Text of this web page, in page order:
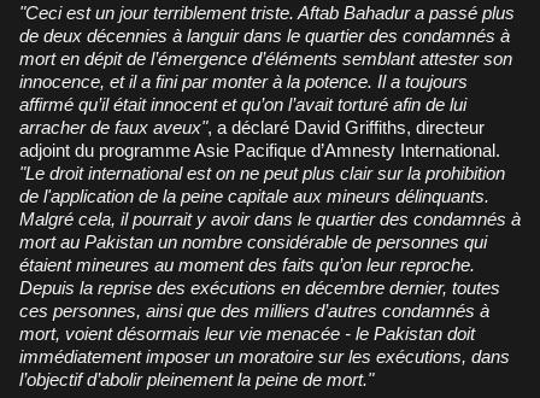
"Ceci est un jour terriblement triste. Aftab Bahadur a passé plus
de deux décennies à languir dans le quartier des condamnés à
mort en dépit de l’émergence d’éléments semblant attester son
innocence, et il a fini par monter à la potence. Il a toujours
affirmé qu’il était innocent et qu’on l’avait torturé afin de lui
arracher de faux aveux", a déclaré David Griffiths, directeur
adjoint du programme Asie Pacifique d’Amnesty International.
"Le droit international est on ne peut plus clair sur la prohibition
de l'application de la peine capitale aux mineurs délinquants.
Malgré cela, il pourrait y avoir dans le quartier des condamnés à
mort au Pakistan un nombre considérable de personnes qui
étaient mineures au moment des faits qu’on leur reproche.
Depuis la reprise des exécutions en décembre dernier, toutes
ces personnes, ainsi que des milliers d’autres condamnés à
mort, voient désormais leur vie menacée - le Pakistan doit
immédiatement imposer un moratoire sur les exécutions, dans
l’objectif d’abolir pleinement la peine de mort."